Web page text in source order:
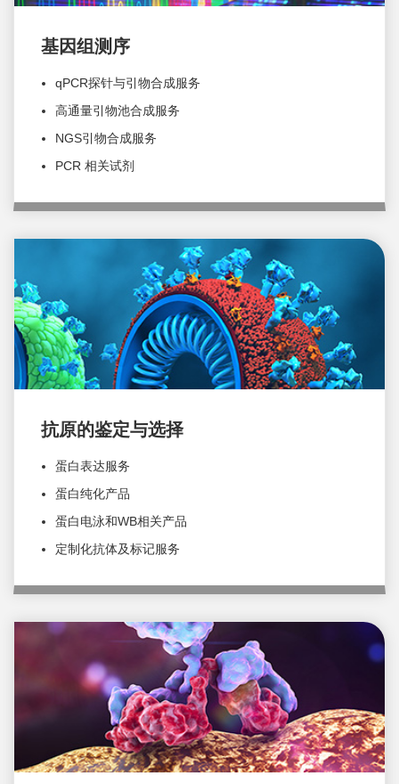
基因组测序
qPCR探针与引物合成服务
高通量引物池合成服务
NGS引物合成服务
PCR 相关试剂
抗原的鉴定与选择
蛋白表达服务
蛋白纯化产品
蛋白电泳和WB相关产品
定制化抗体及标记服务